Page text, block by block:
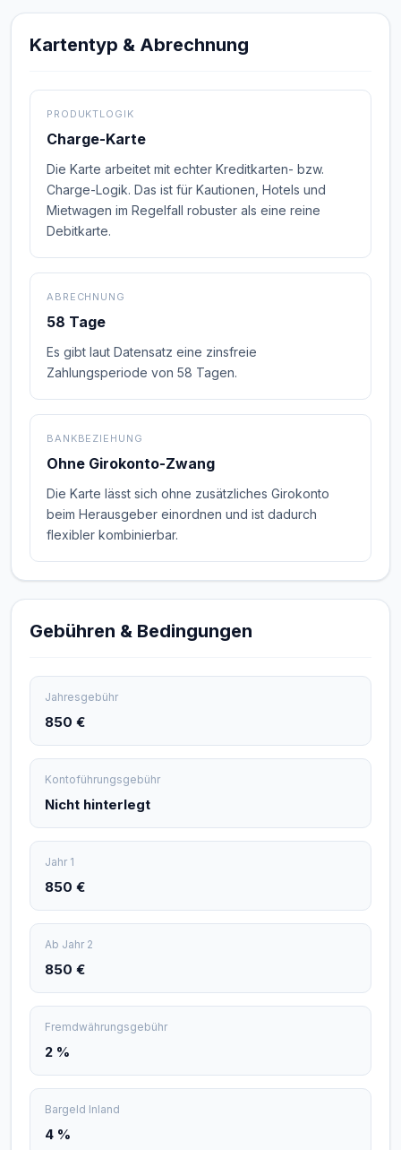
Kartentyp & Abrechnung
PRODUKTLOGIK
Charge-Karte
Die Karte arbeitet mit echter Kreditkarten- bzw.
Charge-Logik. Das ist für Kautionen, Hotels und
Mietwagen im Regelfall robuster als eine reine
Debitkarte.
ABRECHNUNG
58 Tage
Es gibt laut Datensatz eine zinsfreie
Zahlungsperiode von 58 Tagen.
BANKBEZIEHUNG
Ohne Girokonto-Zwang
Die Karte lässt sich ohne zusätzliches Girokonto
beim Herausgeber einordnen und ist dadurch
flexibler kombinierbar.
Gebühren & Bedingungen
Jahresgebühr
850 €
Kontoführungsgebühr
Nicht hinterlegt
Jahr 1
850 €
Ab Jahr 2
850 €
Fremdwährungsgebühr
2 %
Bargeld Inland
4 %